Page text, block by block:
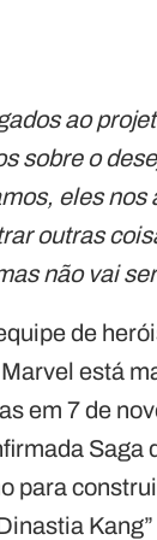
ao
sobre o
eles nos
outras
não vai
de
está
em 7 de
Saga
para